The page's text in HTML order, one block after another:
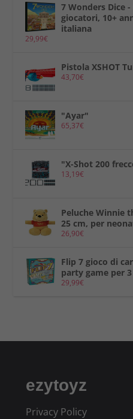
7 Wonders Dice
giocatori, 10+
italiana
29,99€
Pistola XSHOT
43,70€
"Ayar"
65,37€
"X-Shot 200
13,19€
Peluche Winnie
25 cm, per
26,90€
Flip 7 gioco di
party game per
29,99€
ezytoyz
Privacy Policy